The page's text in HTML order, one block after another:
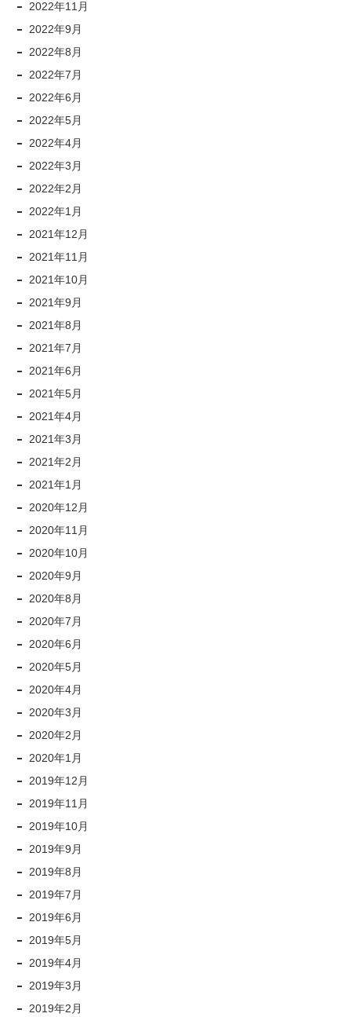
2022年11月
2022年9月
2022年8月
2022年7月
2022年6月
2022年5月
2022年4月
2022年3月
2022年2月
2022年1月
2021年12月
2021年11月
2021年10月
2021年9月
2021年8月
2021年7月
2021年6月
2021年5月
2021年4月
2021年3月
2021年2月
2021年1月
2020年12月
2020年11月
2020年10月
2020年9月
2020年8月
2020年7月
2020年6月
2020年5月
2020年4月
2020年3月
2020年2月
2020年1月
2019年12月
2019年11月
2019年10月
2019年9月
2019年8月
2019年7月
2019年6月
2019年5月
2019年4月
2019年3月
2019年2月